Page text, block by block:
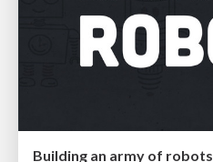
Building an army of robots